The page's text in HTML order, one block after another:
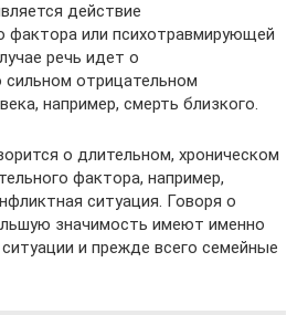
действие
фактора или психотравмирующей
речь идет о
отрицательном
например, смерть близкого.
о длительном, хроническом
фактора, например,
ситуация. Говоря о
значимость имеют именно
и прежде всего семейные